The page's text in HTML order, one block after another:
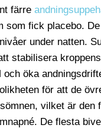
färre
som fick placebo.
under natten.
stabilisera
och öka
för att de
vilket är den
De flesta